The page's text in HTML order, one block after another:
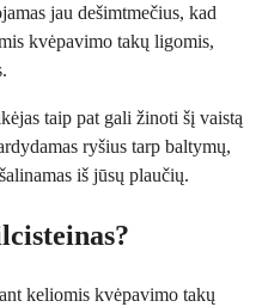
jau dešimtmečius, kad
kvėpavimo takų ligomis,
taip pat gali žinoti šį vaistą
ryšius tarp baltymų,
iš jūsų plaučių.
keliomis kvėpavimo takų